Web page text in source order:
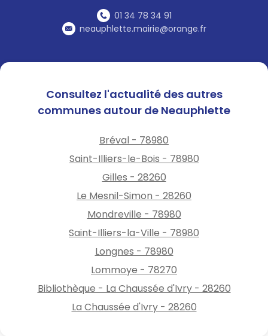
01 34 78 34 91
neauphlette.mairie@orange.fr
Consultez l'actualité des autres
communes autour de Neauphlette
Bréval - 78980
Saint-Illiers-le-Bois - 78980
Gilles - 28260
Le Mesnil-Simon - 28260
Mondreville - 78980
Saint-Illiers-la-Ville - 78980
Longnes - 78980
Lommoye - 78270
Bibliothèque - La Chaussée d'Ivry - 28260
La Chaussée d'Ivry - 28260